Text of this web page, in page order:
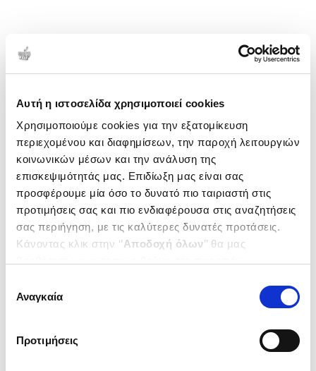
Αυτή η ιστοσελίδα χρησιμοποιεί cookies
Χρησιμοποιούμε cookies για την εξατομίκευση
περιεχομένου και διαφημίσεων, την παροχή λειτουργιών
κοινωνικών μέσων και την ανάλυση της
επισκεψιμότητάς μας. Επιδίωξη μας είναι σας
προσφέρουμε μία όσο το δυνατό πιο ταιριαστή στις
προτιμήσεις σας και πιο ενδιαφέρουσα στις αναζητήσεις
σας περιήγηση, με τις καλύτερες δυνατές προτάσεις.
Κάνοντας κλικ στην ‘’Αποδοχή όλων’’ θα μας
ενδιαφέρουν και να επιλέξετε από τα παρακάτω με την
΄΄και να ενημερωθείτε σχετικά με
συγκατάθεσης
Αναγκαία
Προτιμήσεις